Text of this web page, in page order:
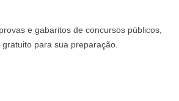
e gabaritos de concursos públicos,
para sua preparação.